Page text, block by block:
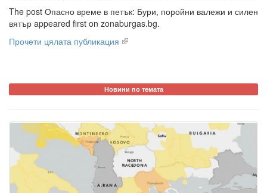
The post Опасно време в петък: Бури, поройни валежи и силен
вятър appeared first on zonaburgas.bg.
Прочети цялата публикация
Новини по темата